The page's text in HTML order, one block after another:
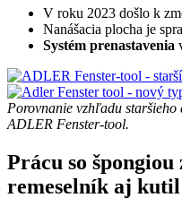
V roku 2023 došlo k
Nanášacia plocha je
Systém prenastavenia
Porovnanie vzhľadu staršieho
ADLER Fenster-tool.
Prácu so
remeselník aj kutil